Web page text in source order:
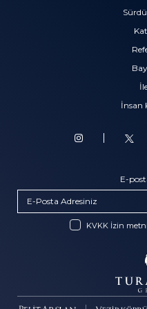
İnsan
E-
KVKK İzin